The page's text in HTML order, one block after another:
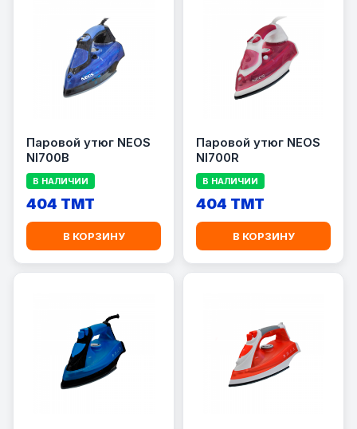
Паровой утюг NEOS
NI700B
В НАЛИЧИИ
404 TMT
В КОРЗИНУ
Паровой утюг NEOS
NI700R
В НАЛИЧИИ
404 TMT
В КОРЗИНУ